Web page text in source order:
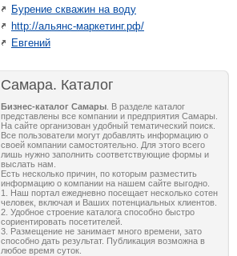
Бурение скважин на воду
http://альянс-маркетинг.рф/
Евгений
Самара. Каталог
Бизнес-каталог Самары . В разделе каталог
представлены все компании и предприятия Самары.
На сайте организован удобный тематический поиск.
Все пользователи могут добавлять информацию о
своей компании самостоятельно. Для этого всего
лишь нужно заполнить соответствующие формы и
выслать нам.
Есть несколько причин, по которым разместить
информацию о компании на нашем сайте выгодно.
1. Наш портал ежедневно посещает несколько сотен
человек, включая и Ваших потенциальных клиентов.
2. Удобное строение каталога способно быстро
сориентировать посетителей.
3. Размещение не занимает много времени, зато
способно дать результат. Публикация возможна в
любое время суток.